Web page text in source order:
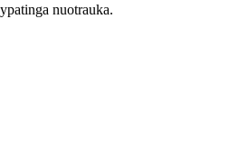
nuotrauka.